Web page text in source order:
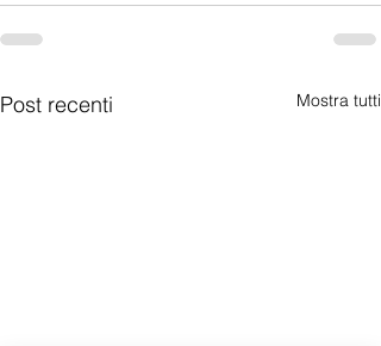
Post recenti Mostra tutti